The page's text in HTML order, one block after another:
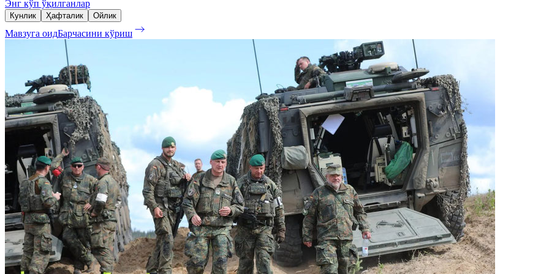
Энг кўп ўқилганлар
Кунлик Ҳафталик Ойлик
Мавзуга оидБарчасини кўриш